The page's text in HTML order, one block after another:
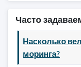
Часто
Насколько
моринга?